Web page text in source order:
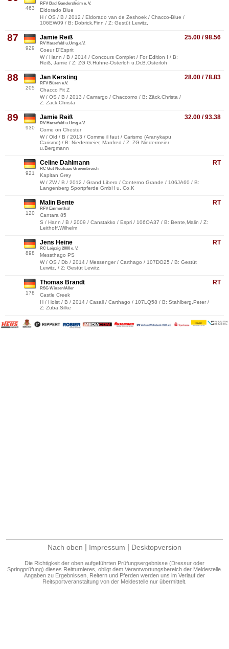
463
RFV Bad Gandersheim e. V.
Eldorado Blue
H / OS / B / 2012 / Eldorado van de Zeshoek / Chacco-Blue /
106EW09 / B: Dobrick,Finn / Z: Gestüt Lewitz,
87
929
25.00 / 98.56
Jamie Reiß
RV Harsefeld u.Umg.e.V.
Coeur D'Esprit
W / Hann / B / 2014 / Concours Complet / For Edition I / B:
Reiß, Jamie / Z: ZG G.Hühne-Osterloh u.Dr.B.Osterloh
88
205
28.00 / 78.83
Jan Kersting
RFV Büren e.V.
Chacco Fit Z
W / OS / B / 2013 / Camargo / Chaccomo / B: Zäck,Christa /
Z: Zäck,Christa
89
930
32.00 / 93.38
Jamie Reiß
RV Harsefeld u.Umg.e.V.
Come on Chester
W / Old / B / 2013 / Comme il faut / Carismo (Aranykapu
Carismo) / B: Niedermeier, Manfred / Z: ZG Niedermeier
u.Bergmann
921
RT
Celine Dahlmann
RC Gut Neuhaus Grevenbroich
Kapitan Grey
W / ZW / B / 2012 / Grand Libero / Conterno Grande / 106JA60 / B:
Langenberg Sportpferde GmbH u. Co.K
120
RT
Malin Bente
RFV Emmerthal
Cantara 85
S / Hann / B / 2009 / Canstakko / Espri / 106OA37 / B: Bente,Malin / Z:
Leithoff,Wilhelm
898
RT
Jens Heine
RC Leipzig 2000 e. V.
Messthago PS
W / OS / Db / 2014 / Messenger / Carthago / 107DO25 / B: Gestüt
Lewitz, / Z: Gestüt Lewitz,
178
RT
Thomas Brandt
RSG Winsen/Aller
Castle Creek
H / Holst / B / 2014 / Casall / Carthago / 107LQ58 / B: Stahlberg,Peter /
Z: Zuba,Silke
Nach oben | Impressum | Desktopversion
Die Richtigkeit der oben aufgeführten Prüfungsergebnisse (Dressur oder
Springprüfung) dieses Reitturnieres, obligt dem Verantwortungsbereich der Meldestelle.
Angaben zu Ergebnissen, Reitern und Pferden werden uns im Verlauf der
Reitsportveranstaltung von der Meldestelle nur übermittelt.